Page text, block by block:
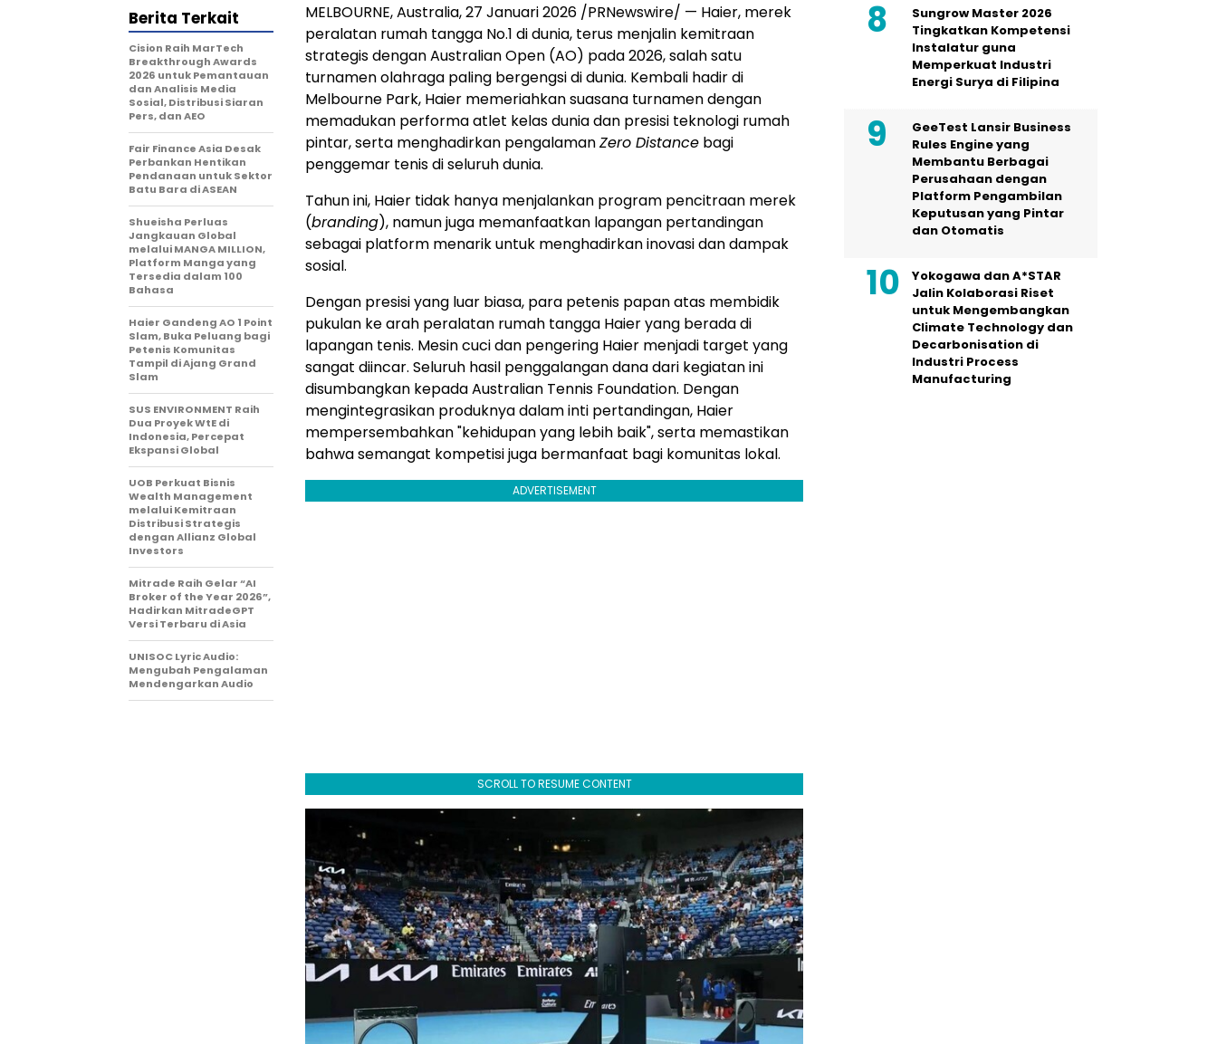
MELBOURNE, Australia, 27 Januari 2026 /PRNewswire/ — Haier, merek
peralatan rumah tangga No.1 di dunia, terus menjalin kemitraan
strategis dengan Australian Open (AO) pada 2026, salah satu
turnamen olahraga paling bergengsi di dunia. Kembali hadir di
Melbourne Park, Haier memeriahkan suasana turnamen dengan
memadukan performa atlet kelas dunia dan presisi teknologi rumah
pintar, serta menghadirkan pengalamanZero Distance bagi
penggemar tenis di seluruh dunia.
Tahun ini, Haier tidak hanya menjalankan program pencitraan merek
(branding), namun juga memanfaatkan lapangan pertandingan
sebagai platform menarik untuk menghadirkan inovasi dan dampak
sosial.
Dengan presisi yang luar biasa, para petenis papan atas membidik
pukulan ke arah peralatan rumah tangga Haier yang berada di
lapangan tenis. Mesin cuci dan pengering Haier menjadi target yang
sangat diincar. Seluruh hasil penggalangan dana dari kegiatan ini
disumbangkan kepada Australian Tennis Foundation. Dengan
mengintegrasikan produknya dalam inti pertandingan, Haier
mempersembahkan "kehidupan yang lebih baik", serta memastikan
bahwa semangat kompetisi juga bermanfaat bagi komunitas lokal.
ADVERTISEMENT
SCROLL TO RESUME CONTENT
Berita Terkait
Cision Raih MarTech
Breakthrough Awards
2026 untuk Pemantauan
dan Analisis Media
Sosial, Distribusi Siaran
Pers, dan AEO
Fair Finance Asia Desak
Perbankan Hentikan
Pendanaan untuk Sektor
Batu Bara di ASEAN
Shueisha Perluas
Jangkauan Global
melalui MANGA MILLION,
Platform Manga yang
Tersedia dalam 100
Bahasa
Haier Gandeng AO 1 Point
Slam, Buka Peluang bagi
Petenis Komunitas
Tampil di Ajang Grand
Slam
SUS ENVIRONMENT Raih
Dua Proyek WtE di
Indonesia, Percepat
Ekspansi Global
UOB Perkuat Bisnis
Wealth Management
melalui Kemitraan
Distribusi Strategis
dengan Allianz Global
Investors
Mitrade Raih Gelar “AI
Broker of the Year 2026”,
Hadirkan MitradeGPT
Versi Terbaru di Asia
UNISOC Lyric Audio:
Mengubah Pengalaman
Mendengarkan Audio
Sungrow Master 2026
Tingkatkan Kompetensi
Instalatur guna
Memperkuat Industri
Energi Surya di Filipina
GeeTest Lansir Business
Rules Engine yang
Membantu Berbagai
Perusahaan dengan
Platform Pengambilan
Keputusan yang Pintar
dan Otomatis
Yokogawa dan A*STAR
Jalin Kolaborasi Riset
untuk Mengembangkan
Climate Technology dan
Decarbonisation di
Industri Process
Manufacturing